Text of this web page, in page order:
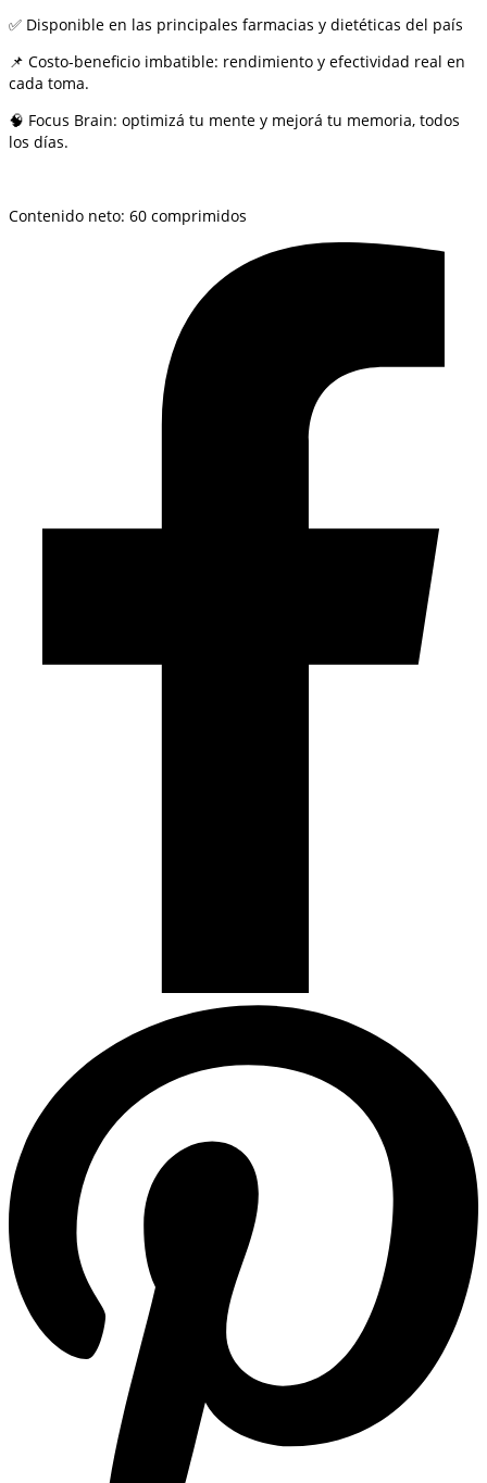
✅ Disponible en las principales farmacias y dietéticas del país
📌 Costo-beneficio imbatible: rendimiento y efectividad real en
cada toma.
🧠 Focus Brain: optimizá tu mente y mejorá tu memoria, todos
los días.
Contenido neto: 60 comprimidos